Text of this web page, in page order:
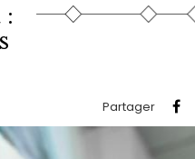
Partager